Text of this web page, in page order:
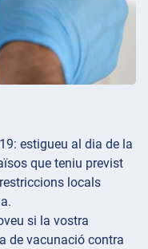
19: estigueu al dia de la
que teniu previst
locals
si la vostra
de vacunació contra